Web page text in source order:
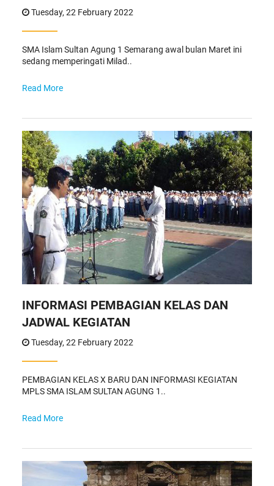
Tuesday, 22 February 2022
SMA Islam Sultan Agung 1 Semarang awal bulan Maret ini
sedang memperingati Milad..
Read More
INFORMASI PEMBAGIAN KELAS DAN
JADWAL KEGIATAN
Tuesday, 22 February 2022
PEMBAGIAN KELAS X BARU DAN INFORMASI KEGIATAN
MPLS SMA ISLAM SULTAN AGUNG 1..
Read More